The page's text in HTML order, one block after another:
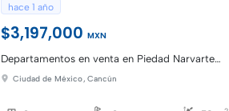
hace 1 año
$3,197,000MXN
Departamentos en venta en Piedad Narvarte
Benito Juárez a estrenar
Ciudad de México, Cancún